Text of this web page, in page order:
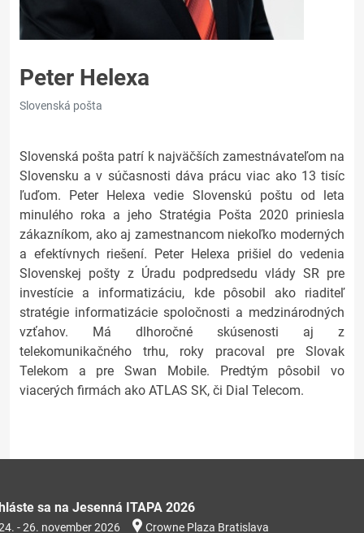
Peter Helexa
Slovenská pošta
Slovenská pošta patrí k najväčších zamestnávateľom na
Slovensku a v súčasnosti dáva prácu viac ako 13 tisíc
ľuďom. Peter Helexa vedie Slovenskú poštu od leta
minulého roka a jeho Stratégia Pošta 2020 priniesla
zákazníkom, ako aj zamestnancom niekoľko moderných
a efektívnych riešení. Peter Helexa prišiel do vedenia
Slovenskej pošty z Úradu podpredsedu vlády SR pre
investície a informatizáciu, kde pôsobil ako riaditeľ
stratégie informatizácie spoločnosti a medzinárodných
vzťahov. Má dlhoročné skúsenosti aj z
telekomunikačného trhu, roky pracoval pre Slovak
Telekom a pre Swan Mobile. Predtým pôsobil vo
viacerých firmách ako ATLAS SK, či Dial Telecom.
sa na Jesenná ITAPA 2026
- 26. november 2026 Crowne Plaza Bratislava